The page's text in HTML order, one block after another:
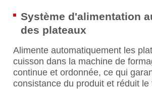
Système d'alimentation
des plateaux
Alimente automatiquement les
cuisson dans la machine de
continue et ordonnée, ce qui
consistance du produit et réduit le